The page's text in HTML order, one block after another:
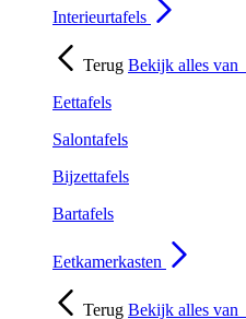
Interieurtafels
Terug Bekijk alles van
Eettafels
Salontafels
Bijzettafels
Bartafels
Eetkamerkasten
Terug Bekijk alles van